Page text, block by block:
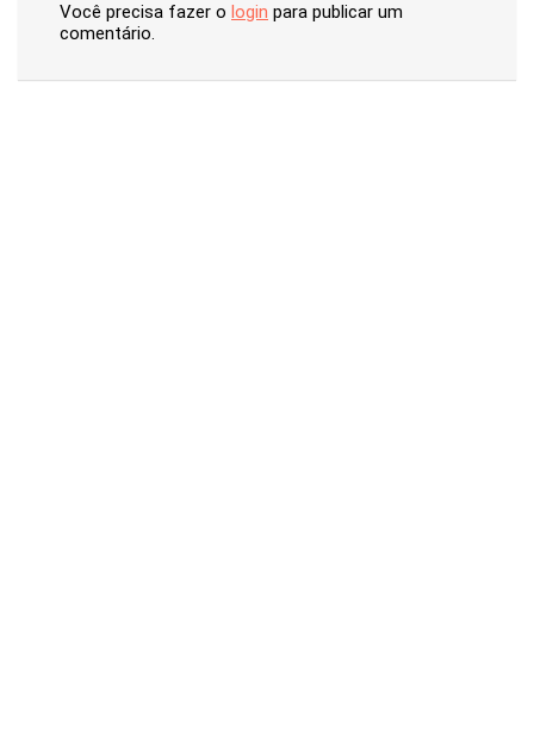
Você precisa fazer o login para publicar um
comentário.